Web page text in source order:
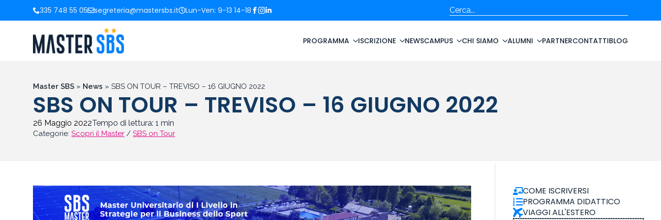
335 748 55 05 segreteria@mastersbs.it Lun-Ven: 9-13 14-18 Cerca
PROGRAMMA ISCRIZIONE NEWSCAMPUS CHI SIAMO ALUMNI PARTNERCONTATTIBLOG
Master SBS » News » SBS ON TOUR – TREVISO – 16 GIUGNO 2022
SBS ON TOUR – TREVISO – 16 GIUGNO 2022
26 Maggio 2022Tempo di lettura:1 min
Categorie:Scopri il Master /SBS on Tour
COME ISCRIVERSI
PROGRAMMA DIDATTICO
VIAGGI ALL'ESTERO